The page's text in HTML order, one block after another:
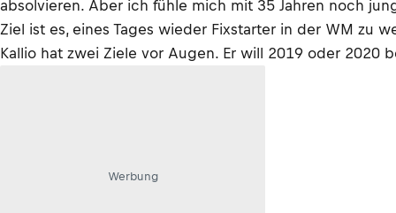
absolvieren. Aber ich fühle mich mit 35 Jahren noch
Ziel ist es, eines Tages wieder Fixstarter in der WM zu
Kallio hat zwei Ziele vor Augen. Er will 2019 oder 2020
Werbung